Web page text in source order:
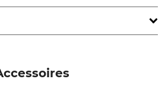
test KWF (association pour